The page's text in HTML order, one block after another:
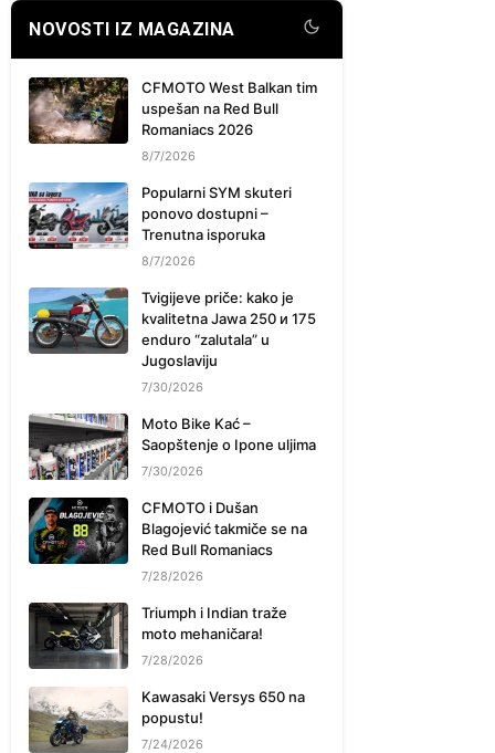
NOVOSTI IZ MAGAZINA
CFMOTO West Balkan tim
uspešan na Red Bull
Romaniacs 2026
8/7/2026
Popularni SYM skuteri
ponovo dostupni –
Trenutna isporuka
8/7/2026
Tvigijeve priče: kako je
kvalitetna Jawa 250 и 175
enduro “zalutala” u
Jugoslaviju
7/30/2026
Moto Bike Kać –
Saopštenje o Ipone uljima
7/30/2026
CFMOTO i Dušan
Blagojević takmiče se na
Red Bull Romaniacs
7/28/2026
Triumph i Indian traže
moto mehaničara!
7/28/2026
Kawasaki Versys 650 na
popustu!
7/24/2026